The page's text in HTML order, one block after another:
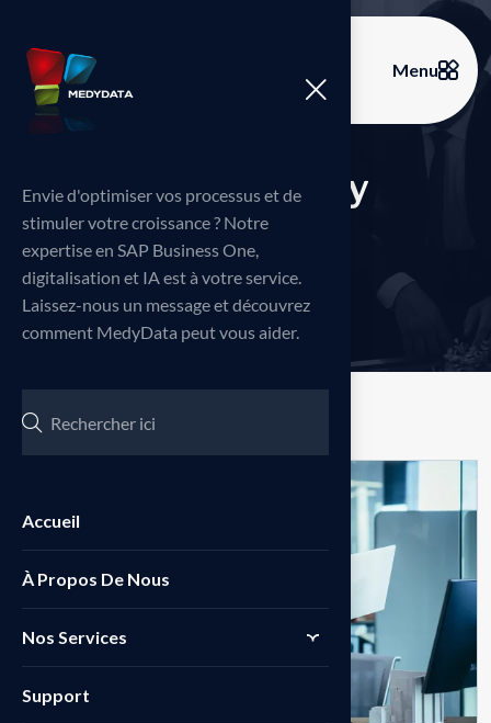
Menu
Envie d'optimiser vos processus et de
stimuler votre croissance ? Notre
expertise en SAP Business One,
digitalisation et IA est à votre service.
Laissez-nous un message et découvrez
comment MedyData peut vous aider.
Accueil
À Propos De Nous
Nos Services
Support
Tag:Strat y
Home> Blog>
AUG